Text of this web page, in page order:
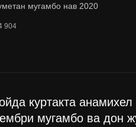
мугамбо нав 2020
904
куртакта
мугамбо ва дон